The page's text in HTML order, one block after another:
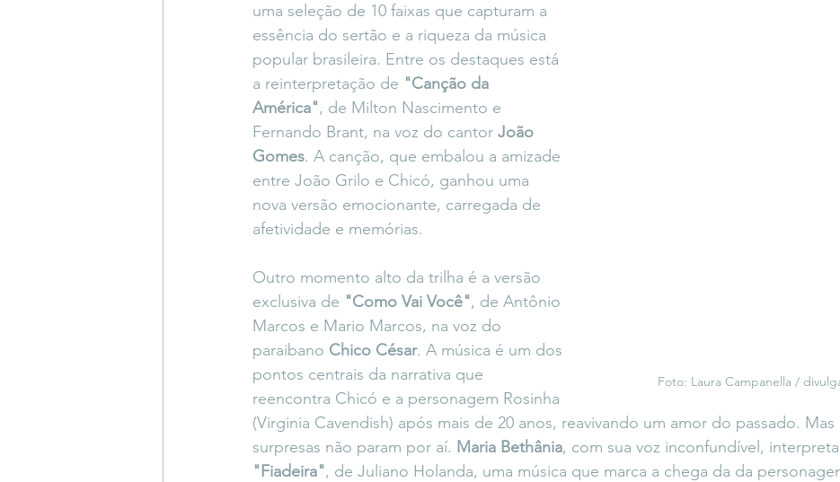
Foto: Laura Campanella /
uma seleção de 10 faixas que capturam a
essência do sertão e a riqueza da música
popular brasileira. Entre os destaques está
a reinterpretação de "Canção da
América", de Milton Nascimento e
Fernando Brant, na voz do cantor João
Gomes. A canção, que embalou a amizade
entre João Grilo e Chicó, ganhou uma
nova versão emocionante, carregada de
afetividade e memórias.
Outro momento alto da trilha é a versão
exclusiva de "Como Vai Você", de Antônio
Marcos e Mario Marcos, na voz do
paraibano Chico César. A música é um dos
pontos centrais da narrativa que
reencontra Chicó e a personagem Rosinha
(Virginia Cavendish) após mais de 20 anos, reavivando um amor do passado. Mas
surpresas não param por aí. Maria Bethânia, com sua voz inconfundível, interpreta
"Fiadeira", de Juliano Holanda, uma música que marca a chega da da